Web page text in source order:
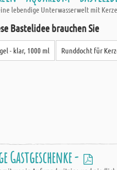
lebendige Unterwasserwelt mit
Bastelidee brauchen Sie
- klar, 1000 ml Runddocht für
Gastgeschenke -